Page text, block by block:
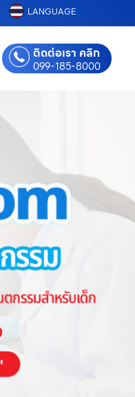
LANGUAGE
ติดต่อเรา คลิก
099-185-8000